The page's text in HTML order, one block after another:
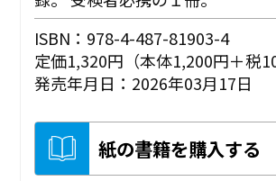
ISBN：978-4-487-81903-4
定価1,320円（本体1,200円＋税
発売年月日：2026年03月17日
紙の書籍を購入する